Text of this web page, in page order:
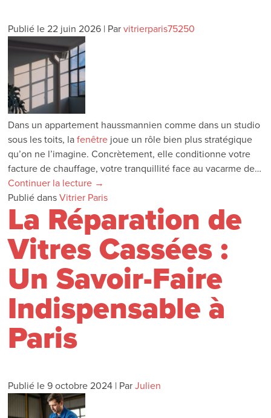
Publié le 22 juin 2026 | Par vitrierparis75250
Dans un appartement haussmannien comme dans un studio
sous les toits, lafenêtre joue un rôle bien plus stratégique
qu’on ne l’imagine. Concrètement, elle conditionne votre
facture de chauffage, votre tranquillité face au vacarme de…
Continuer la lecture →
Publié dans Vitrier Paris
La Réparation de
Vitres Cassées :
Un Savoir-Faire
Indispensable à
Paris
Publié le 9 octobre 2024 | Par Julien